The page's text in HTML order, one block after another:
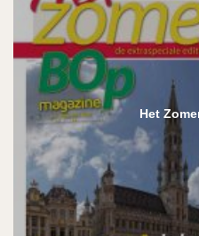
Het